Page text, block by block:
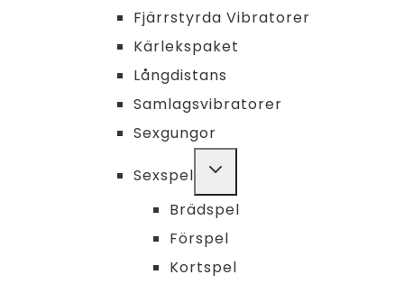
Fjärrstyrda Vibratorer
Kärlekspaket
Långdistans
Samlagsvibratorer
Sexgungor
Sexspel
TOGGLE
MENU
Brädspel
Förspel
Kortspel